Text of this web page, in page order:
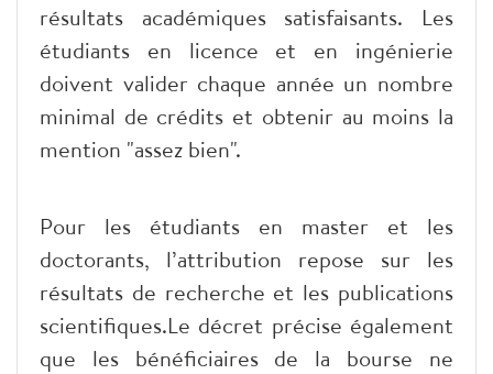
résultats académiques satisfaisants. Les
étudiants en licence et en ingénierie
doivent valider chaque année un nombre
minimal de crédits et obtenir au moins la
mention "assez bien".
Pour les étudiants en master et les
doctorants, l’attribution repose sur les
résultats de recherche et les publications
scientifiques.Le décret précise également
que les bénéficiaires de la bourse ne